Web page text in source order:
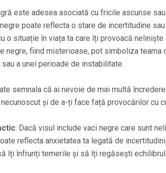
este adesea asociată cu fricile ascunse
poate reflecta o stare de incertitudine
o situație în viața ta care îți provoacă
negre, fiind misterioase, pot simboliza teama
a unei perioade de instabilitate.
semnala că ai nevoie de mai multă
și de a-ți face față provocărilor cu
: Dacă visul include vaci negre care sunt
reflecta anxietatea ta legată de
îți înfrunți temerile și să îți regăsești echilibrul.